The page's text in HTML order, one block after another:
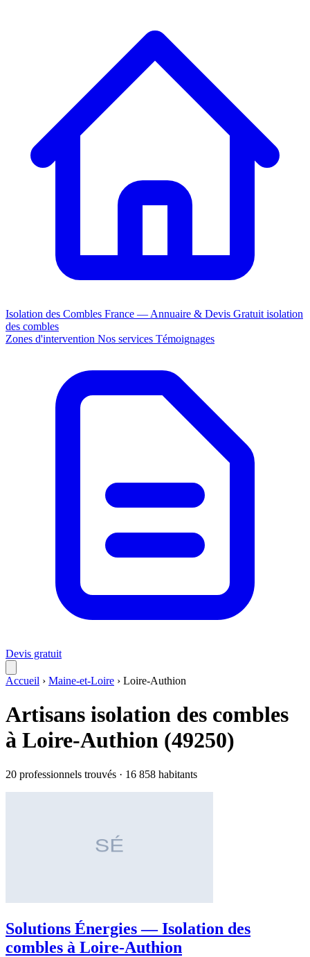
Isolation des Combles France — Annuaire & Devis Gratuit isolation
des combles
Zones d'intervention Nos services Témoignages
Devis gratuit
Accueil › Maine-et-Loire › Loire-Authion
Artisans isolation des combles
à Loire-Authion (49250)
20 professionnels trouvés · 16 858 habitants
Solutions Énergies — Isolation des
combles à Loire-Authion